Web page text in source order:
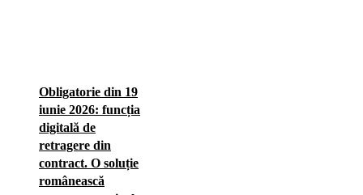
Obligatorie din 19
iunie 2026: funcția
digitală de
retragere din
contract. O soluție
românească